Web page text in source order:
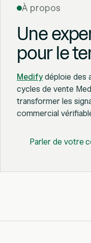
À propos
Une
pour le
Medifydéploie des
cycles de vente
transformer les
commercial
Parler de votre